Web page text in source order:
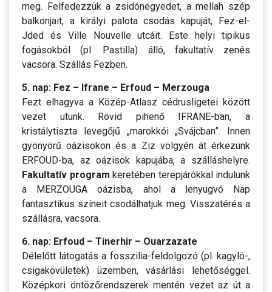
meg. Felfedezzük a zsidónegyedet, a mellah szép
balkonjait, a királyi palota csodás kapuját, Fez-el-
Jded és Ville Nouvelle utcáit. Este helyi tipikus
fogásokból (pl. Pastilla) álló, fakultatív zenés
vacsora. Szállás Fezben.
5. nap: Fez – Ifrane – Erfoud – Merzouga
Fezt elhagyva a Közép-Atlasz cédrusligetei között
vezet utunk. Rövid pihenő IFRANE-ban, a
kristálytiszta levegőjű „marokkói „Svájcban”. Innen
gyönyörű oázisokon és a Ziz völgyén át érkezünk
ERFOUD-ba, az oázisok kapujába, a szálláshelyre.
Fakultatív program keretében terepjárókkal indulunk
a MERZOUGA oázisba, ahol a lenyugvó Nap
fantasztikus színeit csodálhatjuk meg. Visszatérés a
szállásra, vacsora.
6. nap: Erfoud – Tinerhir – Ouarzazate
Délelőtt látogatás a fosszilia-feldolgozó (pl. kagyló-,
csigakövületek) üzemben, vásárlási lehetőséggel.
Középkori öntözőrendszerek mentén vezet az út a